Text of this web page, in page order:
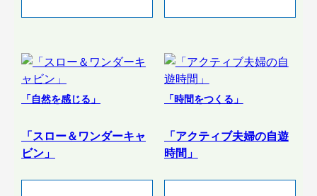
「自然を感じる」
「スロー＆ワンダーキャ
ビン」
「時間をつくる」
「アクティブ夫婦の自遊
時間」